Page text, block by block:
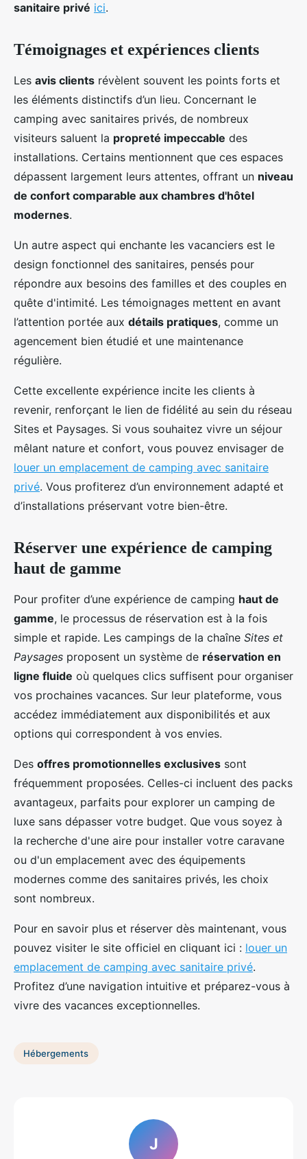
sanitaire privé ici.
Témoignages et expériences clients
Les avis clients révèlent souvent les points forts et
les éléments distinctifs d’un lieu. Concernant le
camping avec sanitaires privés, de nombreux
visiteurs saluent la propreté impeccable des
installations. Certains mentionnent que ces espaces
dépassent largement leurs attentes, offrant un niveau
de confort comparable aux chambres d'hôtel
modernes.
Un autre aspect qui enchante les vacanciers est le
design fonctionnel des sanitaires, pensés pour
répondre aux besoins des familles et des couples en
quête d'intimité. Les témoignages mettent en avant
l’attention portée aux détails pratiques, comme un
agencement bien étudié et une maintenance
régulière.
Cette excellente expérience incite les clients à
revenir, renforçant le lien de fidélité au sein du réseau
Sites et Paysages. Si vous souhaitez vivre un séjour
mêlant nature et confort, vous pouvez envisager de
louer un emplacement de camping avec sanitaire
privé. Vous profiterez d’un environnement adapté et
d’installations préservant votre bien-être.
Réserver une expérience de camping
haut de gamme
Pour profiter d’une expérience de camping haut de
gamme, le processus de réservation est à la fois
simple et rapide. Les campings de la chaîne Sites et
Paysages proposent un système de réservation en
ligne fluide où quelques clics suffisent pour organiser
vos prochaines vacances. Sur leur plateforme, vous
accédez immédiatement aux disponibilités et aux
options qui correspondent à vos envies.
Des offres promotionnelles exclusives sont
fréquemment proposées. Celles-ci incluent des packs
avantageux, parfaits pour explorer un camping de
luxe sans dépasser votre budget. Que vous soyez à
la recherche d'une aire pour installer votre caravane
ou d'un emplacement avec des équipements
modernes comme des sanitaires privés, les choix
sont nombreux.
Pour en savoir plus et réserver dès maintenant, vous
pouvez visiter le site officiel en cliquant ici : louer un
emplacement de camping avec sanitaire privé.
Profitez d’une navigation intuitive et préparez-vous à
vivre des vacances exceptionnelles.
Hébergements
J